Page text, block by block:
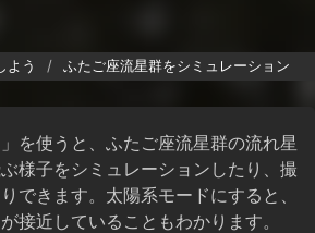
よう ふたご座流星群をシミュレーション
を使うと、ふたご座流星群の流れ星
様子をシミュレーションしたり、撮
できます。太陽系モードにすると、
接近していることもわかります。